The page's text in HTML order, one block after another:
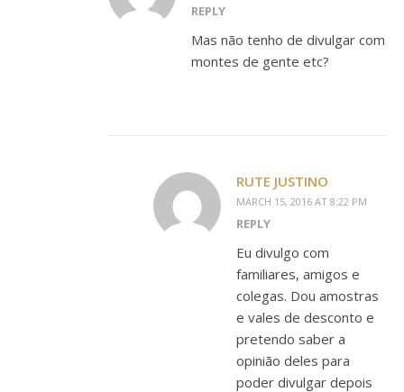
REPLY
Mas não tenho de divulgar com
montes de gente etc?
RUTE JUSTINO
MARCH 15, 2016 AT 8:22 PM
REPLY
Eu divulgo com
familiares, amigos e
colegas. Dou amostras
e vales de desconto e
pretendo saber a
opinião deles para
poder divulgar depois